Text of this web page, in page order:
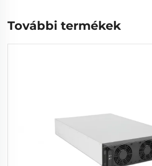
További termékek